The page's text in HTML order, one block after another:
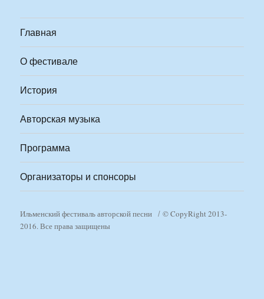
Главная
О фестивале
История
Авторская музыка
Программа
Организаторы и спонсоры
Ильменский фестиваль авторской песни
© CopyRight 2013-
2016. Все права защищены